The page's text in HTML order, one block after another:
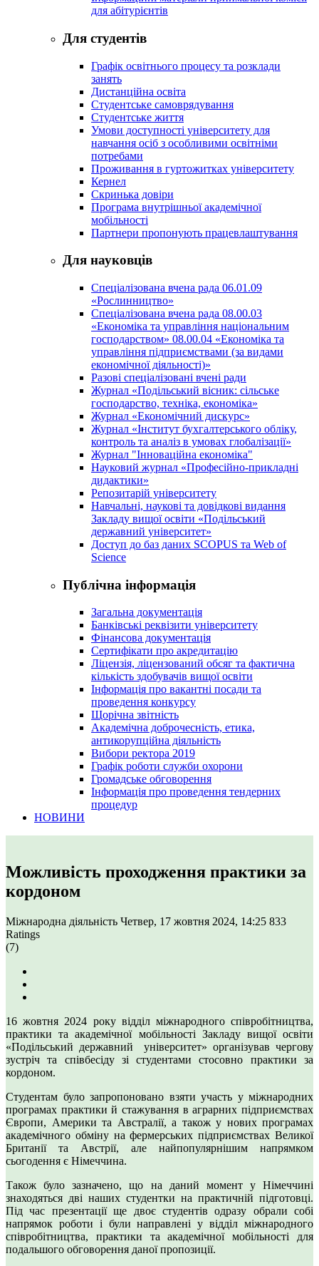
для абітурієнтів
Для студентів
Графік освітнього процесу та розклади
занять
Дистанційна освіта
Студентське самоврядування
Студентське життя
Умови доступності університету для
навчання осіб з особливими освітніми
потребами
Проживання в гуртожитках університету
Кернел
Скринька довіри
Програма внутрішньої академічної
мобільності
Партнери пропонують працевлаштування
Для науковців
Спеціалізована вчена рада 06.01.09
«Рослинництво»
Спеціалізована вчена рада 08.00.03
«Економіка та управління національним
господарством» 08.00.04 «Економіка та
управління підприємствами (за видами
економічної діяльності)»
Разові спеціалізовані вчені ради
Журнал «Подільський вісник: сільське
господарство, техніка, економіка»
Журнал «Економічний дискурс»
Журнал «Інститут бухгалтерського обліку,
контроль та аналіз в умовах глобалізації»
Журнал "Інноваційна економіка"
Науковий журнал «Професійно-прикладні
дидактики»
Репозитарій університету
Навчальні, наукові та довідкові видання
Закладу вищої освіти «Подільський
державний університет»
Доступ до баз даних SCOPUS та Web of
Science
Публічна інформація
Загальна документація
Банківські реквізити університету
Фінансова документація
Сертифікати про акредитацію
Ліцензія, ліцензований обсяг та фактична
кількість здобувачів вищої освіти
Інформація про вакантні посади та
проведення конкурсу
Щорічна звітність
Академічна доброчесність, етика,
антикорупційна діяльність
Вибори ректора 2019
Графік роботи служби охорони
Громадське обговорення
Інформація про проведення тендерних
процедур
НОВИНИ
Можливість проходження практики за
кордоном
Міжнародна діяльність Четвер, 17 жовтня 2024, 14:25 833
Ratings
(7)
16 жовтня 2024 року відділ міжнародного співробітництва,
практики та академічної мобільності Закладу вищої освіти
«Подільський державний університет» організував чергову
зустріч та співбесіду зі студентами стосовно практики за
кордоном.
Студентам було запропоновано взяти участь у міжнародних
програмах практики й стажування в аграрних підприємствах
Європи, Америки та Австралії, а також у нових програмах
академічного обміну на фермерських підприємствах Великої
Британії та Австрії, але найпопулярнішим напрямком
сьогодення є Німеччина.
Також було зазначено, що на даний момент у Німеччині
знаходяться дві наших студентки на практичній підготовці.
Під час презентації ще двоє студентів одразу обрали собі
напрямок роботи і були направлені у відділ міжнародного
співробітництва, практики та академічної мобільності для
подальшого обговорення даної пропозиції.